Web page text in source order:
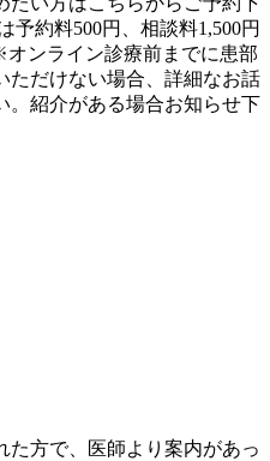
予約料500円、相談料1,500円
ンライン診療前までに患部
ただけない場合、詳細なお話
。紹介がある場合お知らせ下
た方で、医師より案内があっ